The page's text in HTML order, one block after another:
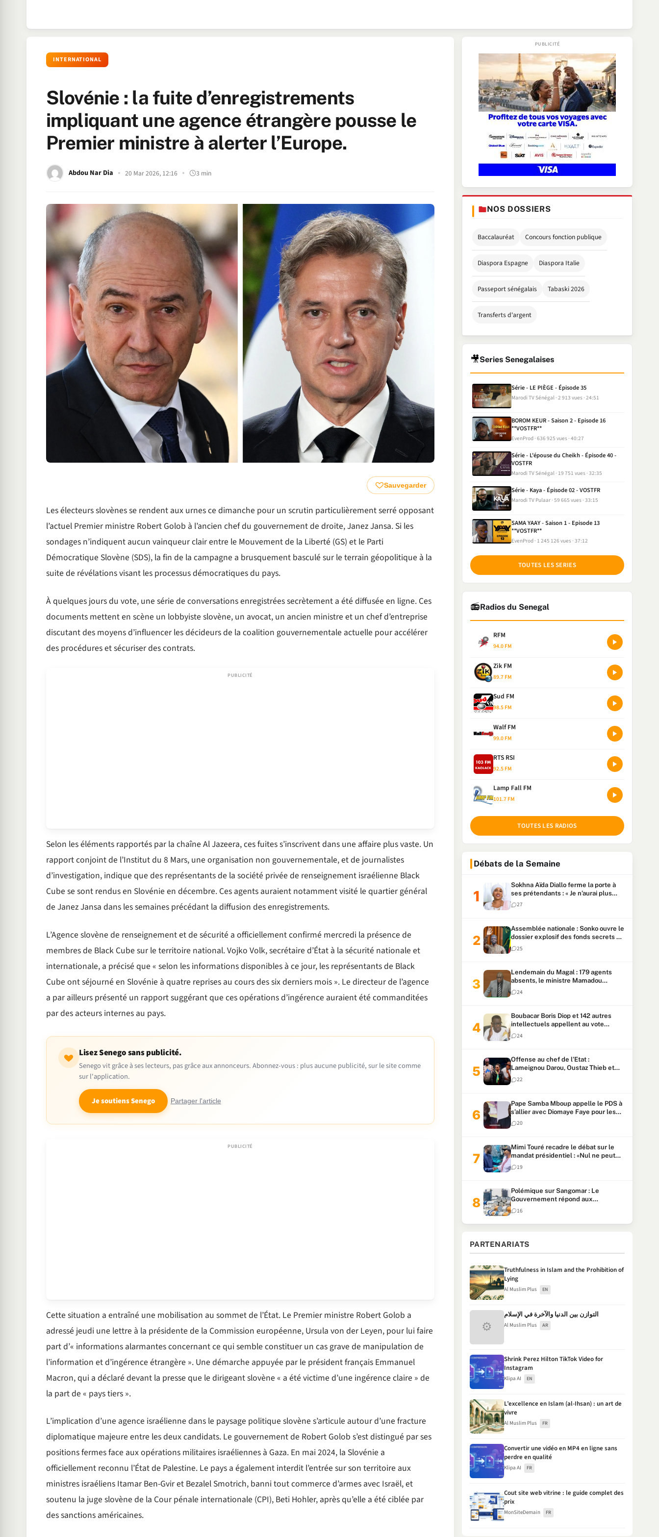
INTERNATIONAL
Slovénie : la fuite d’enregistrements
impliquant une agence étrangère pousse le
Premier ministre à alerter l’Europe.
Abdou Nar Dia 20 Mar 2026, 12:16 3 min
Sauvegarder
Les électeurs slovènes se rendent aux urnes ce dimanche pour un scrutin particulièrement serré opposant
l’actuel Premier ministre Robert Golob à l’ancien chef du gouvernement de droite, Janez Jansa. Si les
sondages n’indiquent aucun vainqueur clair entre le Mouvement de la Liberté (GS) et le Parti
Démocratique Slovène (SDS), la fin de la campagne a brusquement basculé sur le terrain géopolitique à la
suite de révélations visant les processus démocratiques du pays.
À quelques jours du vote, une série de conversations enregistrées secrètement a été diffusée en ligne. Ces
documents mettent en scène un lobbyiste slovène, un avocat, un ancien ministre et un chef d’entreprise
discutant des moyens d’influencer les décideurs de la coalition gouvernementale actuelle pour accélérer
des procédures et sécuriser des contrats.
Selon les éléments rapportés par la chaîne Al Jazeera, ces fuites s’inscrivent dans une affaire plus vaste. Un
rapport conjoint de l’Institut du 8 Mars, une organisation non gouvernementale, et de journalistes
d’investigation, indique que des représentants de la société privée de renseignement israélienne Black
Cube se sont rendus en Slovénie en décembre. Ces agents auraient notamment visité le quartier général
de Janez Jansa dans les semaines précédant la diffusion des enregistrements.
L’Agence slovène de renseignement et de sécurité a officiellement confirmé mercredi la présence de
membres de Black Cube sur le territoire national. Vojko Volk, secrétaire d’État à la sécurité nationale et
internationale, a précisé que « selon les informations disponibles à ce jour, les représentants de Black
Cube ont séjourné en Slovénie à quatre reprises au cours des six derniers mois ». Le directeur de l’agence
a par ailleurs présenté un rapport suggérant que ces opérations d’ingérence auraient été commanditées
par des acteurs internes au pays.
Lisez Senego sans publicité.
Senego vit grâce à ses lecteurs, pas grâce aux annonceurs. Abonnez-vous : plus aucune publicité, sur le site comme
sur l'application.
Je soutiens Senego Partager l'article
Cette situation a entraîné une mobilisation au sommet de l’État. Le Premier ministre Robert Golob a
adressé jeudi une lettre à la présidente de la Commission européenne, Ursula von der Leyen, pour lui faire
part d’« informations alarmantes concernant ce qui semble constituer un cas grave de manipulation de
l’information et d’ingérence étrangère ». Une démarche appuyée par le président français Emmanuel
Macron, qui a déclaré devant la presse que le dirigeant slovène « a été victime d’une ingérence claire » de
la part de « pays tiers ».
L’implication d’une agence israélienne dans le paysage politique slovène s’articule autour d’une fracture
diplomatique majeure entre les deux candidats. Le gouvernement de Robert Golob s’est distingué par ses
positions fermes face aux opérations militaires israéliennes à Gaza. En mai 2024, la Slovénie a
officiellement reconnu l’État de Palestine. Le pays a également interdit l’entrée sur son territoire aux
ministres israéliens Itamar Ben-Gvir et Bezalel Smotrich, banni tout commerce d’armes avec Israël, et
soutenu la juge slovène de la Cour pénale internationale (CPI), Beti Hohler, après qu’elle a été ciblée par
des sanctions américaines.
NOS DOSSIERS
Baccalauréat Concours fonction publique
Diaspora Espagne Diaspora Italie
Passeport sénégalais Tabaski 2026
Transferts d'argent
🎥Series Senegalaises
Série - LE PIÈGE - Épisode 35
Marodi TV Sénégal 2 913 vues 24:51
BOROM KEUR - Saison 2 - Episode 16
**VOSTFR**
EvenProd 636 925 vues 40:27
Série - L'épouse du Cheikh - Épisode 40 -
VOSTFR
Marodi TV Sénégal 19 751 vues 32:35
Série - Kaya - Épisode 02 - VOSTFR
Marodi TV Pulaar 59 665 vues 33:15
SAMA YAAY - Saison 1 - Episode 13
**VOSTFR**
EvenProd 1 245 126 vues 37:12
TOUTES LES SERIES
📻Radios du Senegal
RFM
94.0 FM
Zik FM
89.7 FM
Sud FM
98.5 FM
Walf FM
99.0 FM
RTS RSI
92.5 FM
Lamp Fall FM
101.7 FM
TOUTES LES RADIOS
Débats de la Semaine
Sokhna Aïda Diallo ferme la porte à
ses prétendants : « Je n’aurai plus
jamais un autre mari »
27
Assemblée nationale : Sonko ouvre le
dossier explosif des fonds secrets et
du patrimoine présidentiel
25
Lendemain du Magal : 179 agents
absents, le ministre Mamadou
Lamine Dianté exige des explications
24
Boubacar Boris Diop et 142 autres
intellectuels appellent au vote
urgent de la révision
constitutionnelle
24
Offense au chef de l’Etat :
Lameignou Darou, Oustaz Thieb et
Ndiaye Touba lourdement
condamnés
22
Pape Samba Mboup appelle le PDS à
s’allier avec Diomaye Faye pour les
locales et tacle Sonko
20
Mimi Touré recadre le débat sur le
mandat présidentiel : «Nul ne peut
faire plus de deux mandats
consécutifs de 5 ans»
19
Polémique sur Sangomar : Le
Gouvernement répond aux
accusations et clarifie le partage des
milliards
16
PARTENARIATS
Truthfulness in Islam and the Prohibition of
Lying
Al Muslim Plus EN
⚙
التوازن بين الدنيا والآخرة في الإسلام
Al Muslim Plus AR
Shrink Perez Hilton TikTok Video for
Instagram
Klipa AI EN
L’excellence en Islam (al-Ihsan) : un art de
vivre
Al Muslim Plus FR
Convertir une vidéo en MP4 en ligne sans
perdre en qualité
Klipa AI FR
Cout site web vitrine : le guide complet des
prix
MonSiteDemain FR